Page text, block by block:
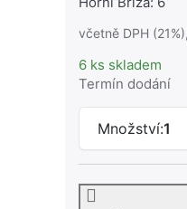
včetně DPH
6 ks skladem
Termín dodání
Množství:1